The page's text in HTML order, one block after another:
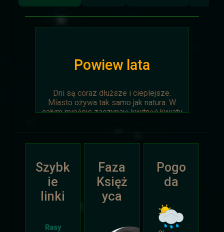
Powiew lata
Dni są coraz dłuższe i cieplejsze.
Miasto ożywa tak samo jak natura. W
całym mieście zaczynają kwitnąć kwiaty
niej udział niech napisze do
Dariusza.
Otrzyma mały upominek.
Atak Zimy i Święta
Szybk
ie
linki
Rasy
Faza
Księż
yca
Pogo
da